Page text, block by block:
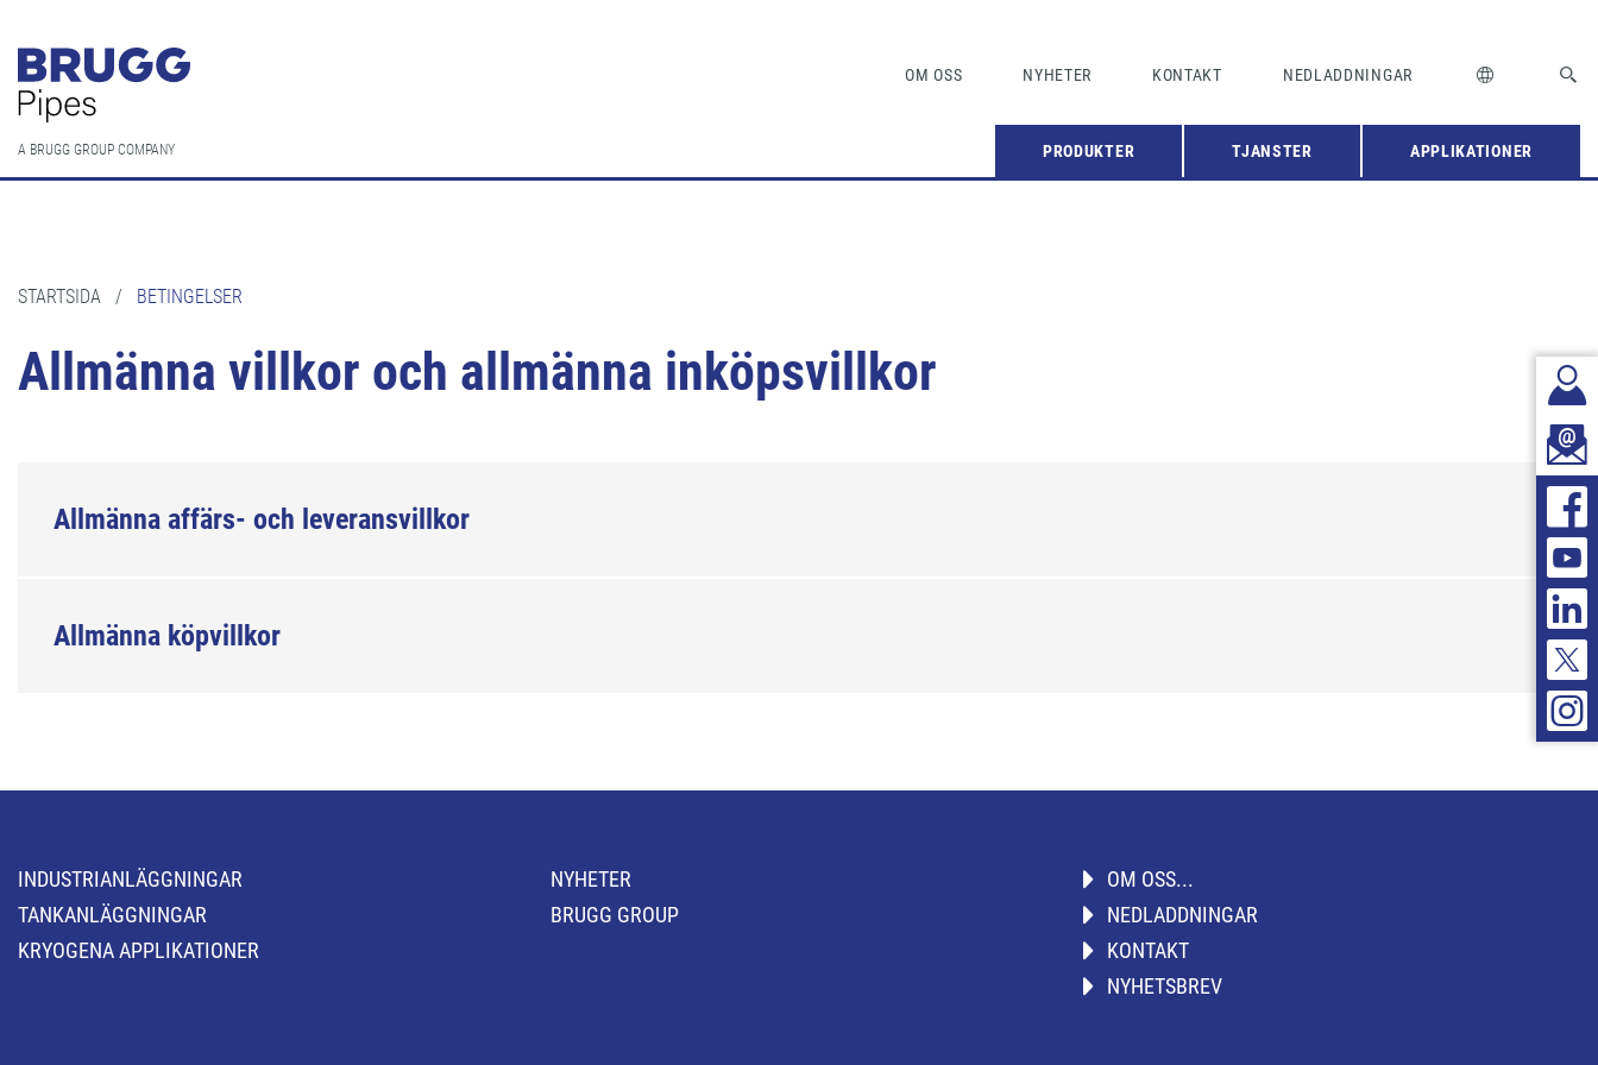
OM OSS NYHETER KONTAKT NEDLADDNINGAR
A BRUGG GROUP COMPANY PRODUKTER TJANSTER APPLIKATIONER
STARTSIDA / BETINGELSER
Allmänna villkor och allmänna inköpsvillkor
Allmänna affärs- och leveransvillkor
Allmänna köpvillkor
INDUSTRIANLÄGGNINGAR
TANKANLÄGGNINGAR
KRYOGENA APPLIKATIONER
NYHETER
BRUGG GROUP
OM OSS...
NEDLADDNINGAR
KONTAKT
NYHETSBREV